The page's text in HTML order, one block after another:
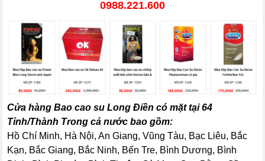
0988.221.600
Cửa hàng Bao cao su Long Điền có mặt tại 64
Tỉnh/Thành Trong cả nước bao gồm:
Hồ Chí Minh, Hà Nội, An Giang, Vũng Tàu, Bạc Liêu, Bắc
Kạn, Bắc Giang, Bắc Ninh, Bến Tre, Bình Dương, Bình